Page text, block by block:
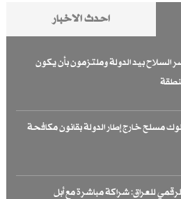
احدث الاخبار
السلاح بيد الدولة وملتزمون بأن يكون
مسلح خارج إطار الدولة بقانون مكافحة
للعراق: شراكة مباشرة مع أبل